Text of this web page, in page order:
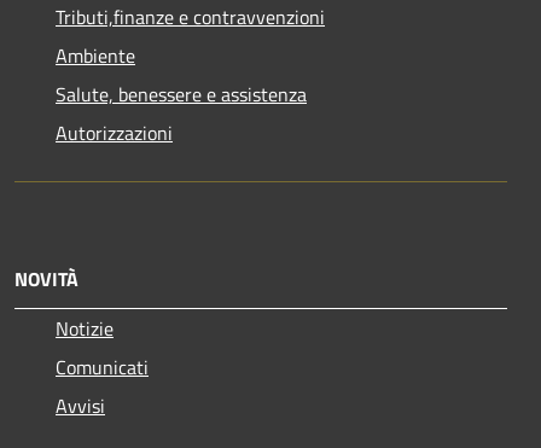
Tributi,finanze e contravvenzioni
Ambiente
Salute, benessere e assistenza
Autorizzazioni
NOVITÀ
Notizie
Comunicati
Avvisi